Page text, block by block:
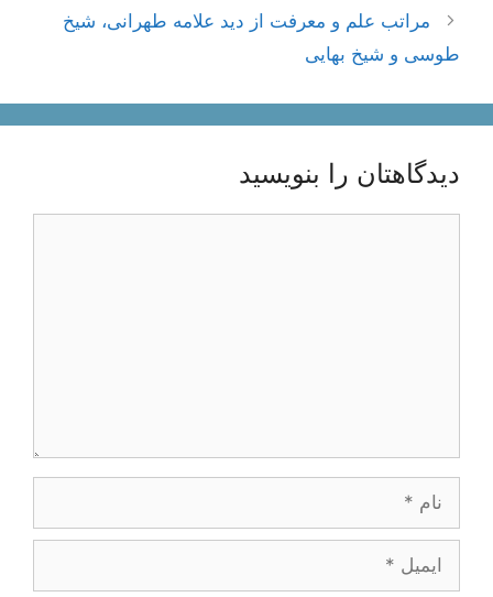
مراتب علم و معرفت از دید علامه طهرانی، شیخ
طوسی و شیخ بهایی
دیدگاهتان را بنویسید